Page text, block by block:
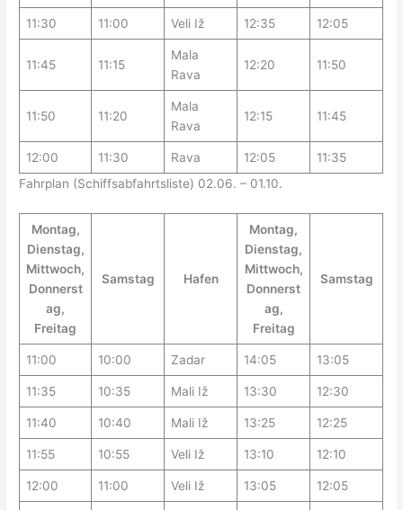
11:30 11:00 Veli Iž 12:35 12:05
11:45 11:15
Mala
Rava
12:20 11:50
11:50 11:20
Mala
Rava
12:15 11:45
12:00 11:30 Rava 12:05
11:35
Fahrplan (Schiffsabfahrtsliste) 02.06. – 01.10.
Montag,
Dienstag,
Mittwoch,
Donnerst
ag,
Freitag
Samstag Hafen
Montag,
Dienstag,
Mittwoch,
Donnerst
ag,
Freitag
Samstag
11:00 10:00 Zadar 14:05 13:05
11:35 10:35 Mali Iž 13:30 12:30
11:40 10:40 Mali Iž 13:25 12:25
11:55 10:55 Veli Iž 13:10 12:10
12:00 11:00 Veli Iž 13:05 12:05